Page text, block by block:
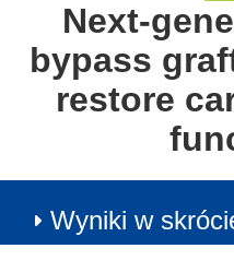
Next-
bypass
restore
Wyniki w